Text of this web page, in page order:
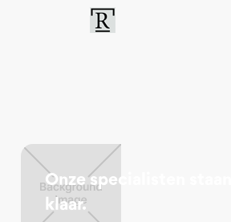
Onze specialisten staan
klaar.